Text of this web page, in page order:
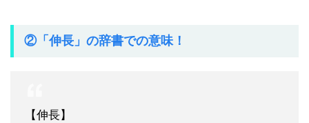
②「伸長」の辞書での意味！
【伸長】